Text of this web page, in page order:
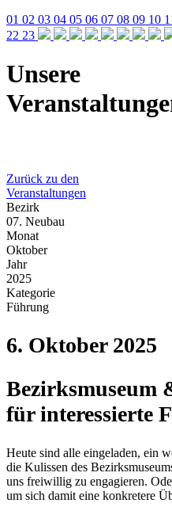
01 02 03 04 05 06 07 08 09 10
22 23
Unsere
Zurück zu den
Veranstaltungen
Bezirk
07. Neubau
Monat
Oktober
Jahr
2025
Kategorie
Führung
6. Oktober 2025
Bezirksmuseum
für interessierte
Heute sind alle eingeladen, ein
die Kulissen des
uns freiwillig zu engagieren.
um sich damit eine konkretere